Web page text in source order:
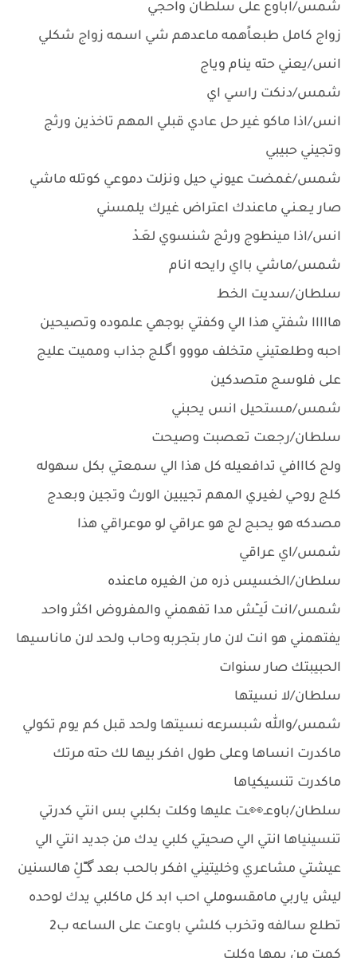
شمس/اباوع على سلطان واحجي
زواج كامل طبعاًهمه ماعدهم شي اسمه زواج شكلي
انس/يعني حته ينام وياج
شمس/دنكت راسي اي
انس/اذا ماكو غير حل عادي قبلي المهم تاخذين ورثج
وتجيني حبيبي
شمس/غمضت عيوني حيل ونزلت دموعي كوتله ماشي
صار يـعـنـي ماعندك اعتراض غيرك يلمسني
انس/اذا مينطوج ورثج شنسوي لعَـدْ
شمس/ماشي بااي رايحه انام
سلطان/سديت الخط
هااااا شفتي هذا الي وكفتي بوجهي علموده وتصيحين
احبه وطلعتيني متخلف مووو اگـلج جذاب ومميت عليج
على فلوسج متصدكين
شمس/مستحيل انس يحبني
سلطان/رجعت تعصبت وصيحت
ولج كااافي تدافعيله كل هذا الي سمعتي بكل سهوله
كلج روحي لغيري المهم تجيبين الورث وتجين وبعدج
مصدكه هو يحبج لج هو عراقي لو موعراقي هذا
شمس/اي عراقي
سلطان/الخسيس ذره من الغيره ماعنده
شمس/انت لَيــِْش مدا تفهمني والمفروض اكثر واحد
يفتهمني هو انت لان مار بتجربه وحاب ولحد لان ماناسيها
الحبيبتك صار سنوات
سلطان/لا نسيتها
شمس/والله شبسرعه نسيتها ولحد قبل كم يوم تكولي
ماكدرت انساها وعلى طول افكر بيها لك حته مرتك
ماكدرت تنسيكياها
سلطان/باوعـ👀ـت عليها وكلت بكلبي بس انتي كدرتي
تنسينياها انتي الي صحيتي كلبي يدك من جديد انتي الي
عيشتي مشاعري وخليتيني افكر بالحب بعد گـِْـِْلِْ هالسنين
ليش ياربي مامقسوملي احب ابد كل ماكلبي يدك لوحده
تطلع سالفه وتخرب كلشي باوعت على الساعه ب2